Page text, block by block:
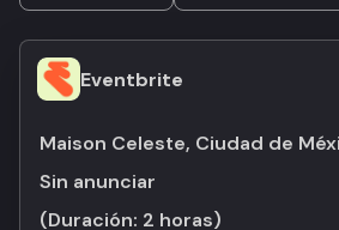
Eventbrite
Maison Celeste, Ciudad de
Sin anunciar
(Duración: 2 horas)